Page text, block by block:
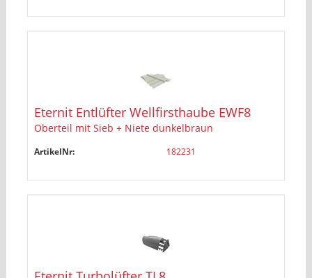
Eternit Entlüfter Wellfirsthaube EWF8
Oberteil mit Sieb + Niete dunkelbraun
ArtikelNr: 182231